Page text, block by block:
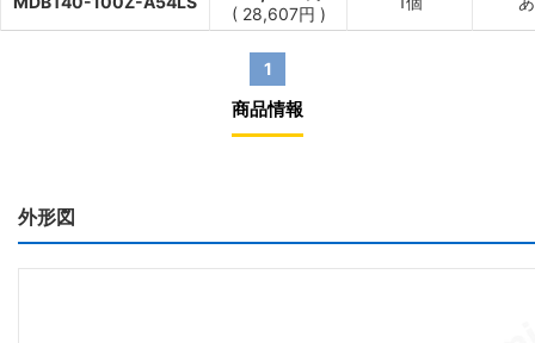
( 28,607円 )
1
商品情報
外形図